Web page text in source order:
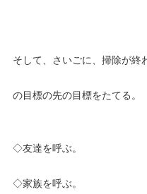
そして、さいごに、掃除が終
の目標の先の目標をたてる。
◇友達を呼ぶ。
◇家族を呼ぶ。